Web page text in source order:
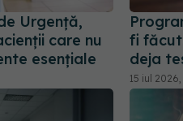
Urgență,
care nu
esențiale
fi
deja
15 iul